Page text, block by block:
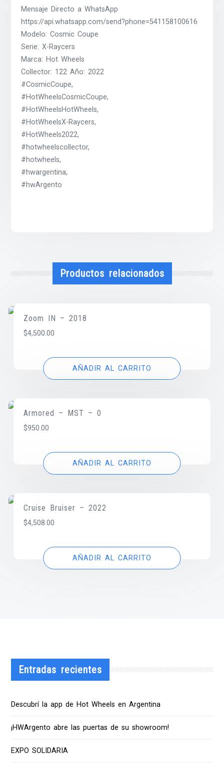
Mensaje Directo a WhatsApp
https://api.whatsapp.com/send?phone=541158100616
Modelo: Cosmic Coupe
Serie: X-Raycers
Marca: Hot Wheels
Collector: 122 Año: 2022
#CosmicCoupe,
#HotWheelsCosmicCoupe,
#HotWheelsHotWheels,
#HotWheelsX-Raycers,
#HotWheels2022,
#hotwheelscollector,
#hotwheels,
#hwargentina,
#hwArgento
Productos relacionados
Zoom IN – 2018
$4,500.00
AÑADIR AL CARRITO
Armored – MST – 0
$950.00
AÑADIR AL CARRITO
Cruise Bruiser – 2022
$4,508.00
AÑADIR AL CARRITO
Entradas recientes
Descubrí la app de Hot Wheels en Argentina
¡HWArgento abre las puertas de su showroom!
EXPO SOLIDARIA